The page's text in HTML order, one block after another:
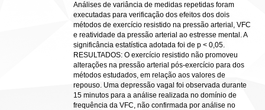
Análises de variância de medidas repetidas foram
executadas para verificação dos efeitos dos dois
métodos de exercício resistido na pressão arterial, VFC
e reatividade da pressão arterial ao estresse mental. A
significância estatística adotada foi de p < 0,05.
RESULTADOS: O exercício resistido não promoveu
alterações na pressão arterial pós-exercício para dos
métodos estudados, em relação aos valores de
repouso. Uma depressão vagal foi observada durante
15 minutos para a análise realizada no domínio de
frequência da VFC, não confirmada por análise no